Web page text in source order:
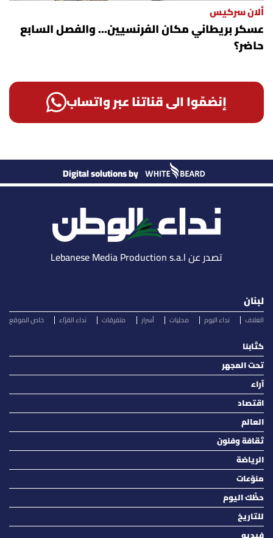
ألان سركيس
عسكر بريطاني مكان الفرنسيين... والفصل السابع
حاضر؟
إنضمّوا الى قناتنا عبر واتساب
Digital solutions by
تصدر عن Lebanese Media Production s.a.l
لبنان
الغلاف نداء اليوم محليات أسرار متفرقات نداء القرّاء خاص الموقع
كتّابنا
تحت المجهر
آراء
اقتصاد
العالم
ثقافة وفنون
الرياضة
منوّعات
حظّك اليوم
للتاريخ
فيديو